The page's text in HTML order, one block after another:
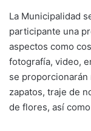
La Municipalidad
participante una
aspectos como
fotografía, video,
se
zapatos, traje de
de flores, así